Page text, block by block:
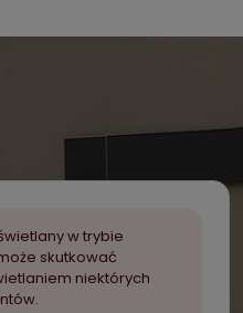
w trybie
skutkować
niektórych